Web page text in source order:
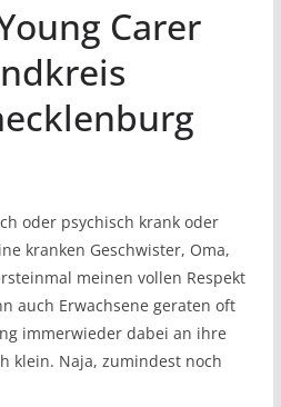
Carer
oder psychisch krank oder
kranken Geschwister, Oma,
meinen vollen Respekt
auch Erwachsene geraten oft
immerwieder dabei an ihre
klein. Naja, zumindest noch